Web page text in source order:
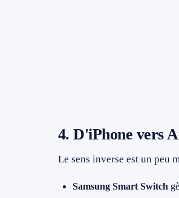
4. D'iPhone vers
Le sens inverse est un peu
Samsung Smart Switch